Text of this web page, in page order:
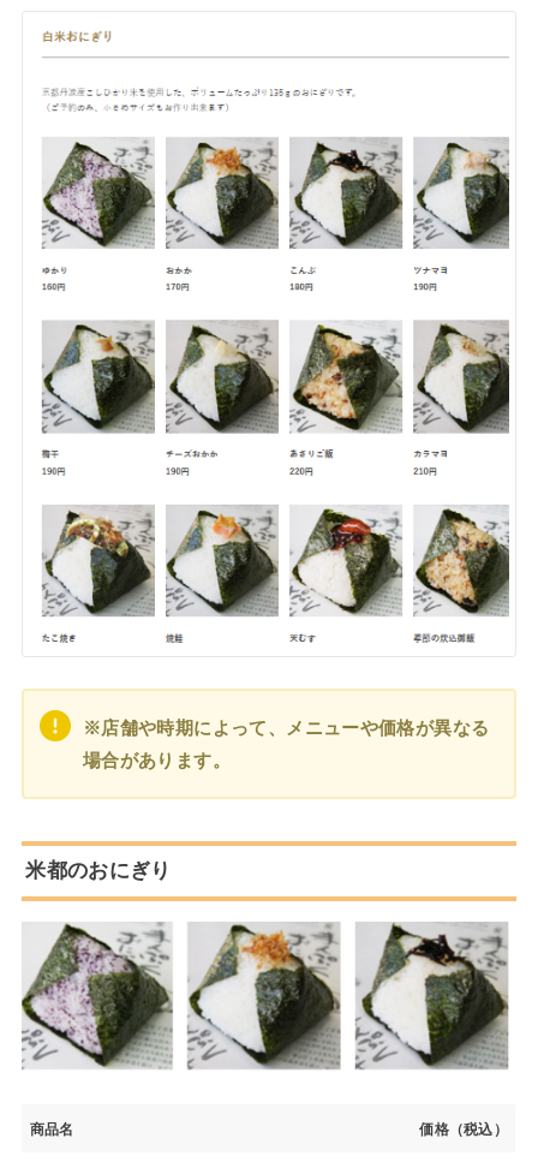
※店舗や時期によって、メニューや価格が異なる
場合があります。
米都のおにぎり
商品名 価格（税込）